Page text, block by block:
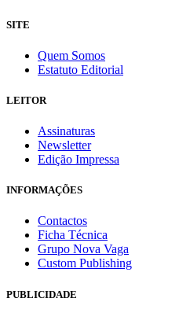
SITE
Quem Somos
Estatuto Editorial
LEITOR
Assinaturas
Newsletter
Edição Impressa
INFORMAÇÕES
Contactos
Ficha Técnica
Grupo Nova Vaga
Custom Publishing
PUBLICIDADE